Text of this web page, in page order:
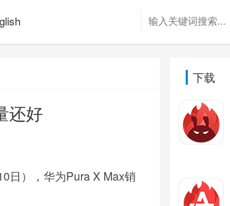
还好
日），华为Pura X Max销
下载